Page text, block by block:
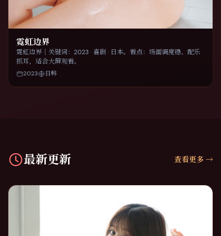
霓虹边界
霓虹边界｜关键词：2023 · 喜剧 · 日本。看点：场面调度稳、配乐
抓耳，适合大屏观看。
2023 日韩
最新更新 查看更多 →